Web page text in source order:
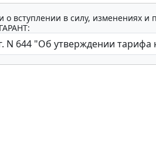
вступлении в силу, изменениях и